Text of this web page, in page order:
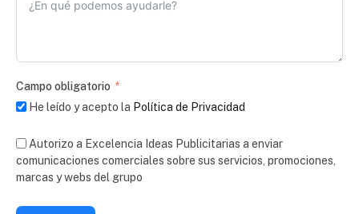
Campo obligatorio
He leído y acepto la Política de Privacidad
Autorizo a Excelencia Ideas Publicitarias a enviar
comunicaciones comerciales sobre sus servicios, promociones,
marcas y webs del grupo